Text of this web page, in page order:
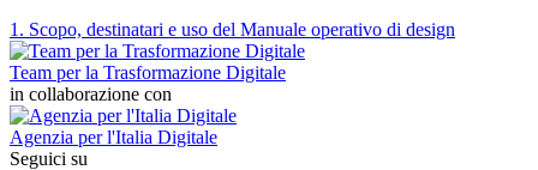
1. Scopo, destinatari e uso del Manuale operativo di design
Team per la Trasformazione Digitale
in collaborazione con
Agenzia per l'Italia Digitale
Seguici su